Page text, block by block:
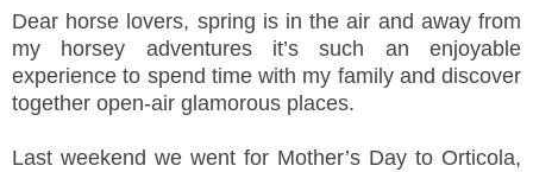
Dear horse lovers, spring is in the air and away from
my horsey adventures it’s such an enjoyable
experience to spend time with my family and discover
together open-air glamorous places.
Last weekend we went for Mother’s Day to Orticola,